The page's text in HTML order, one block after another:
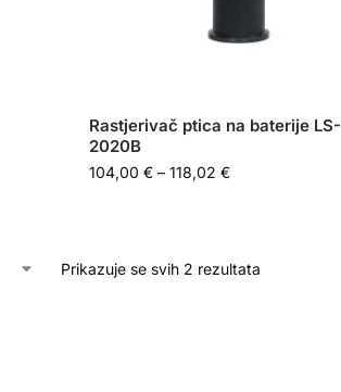
Rastjerivač ptica na baterije LS-
2020B
104,00 € – 118,02 €
Prikazuje se svih 2 rezultata